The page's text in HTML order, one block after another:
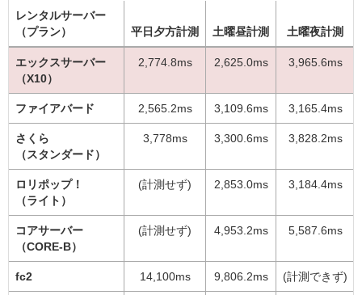
レンタルサーバー
（プラン）
平日夕方計測 土曜昼計測 土曜夜計測
エックスサーバー
（X10）
2,774.8ms 2,625.0ms 3,965.6ms
ファイアバード 2,565.2ms 3,109.6ms 3,165.4ms
さくら
（スタンダード）
3,778ms 3,300.6ms 3,828.2ms
ロリポップ！
（ライト）
(計測せず) 2,853.0ms 3,184.4ms
コアサーバー
（CORE-B）
(計測せず) 4,953.2ms 5,587.6ms
fc2 14,100ms 9,806.2ms (計測できず)